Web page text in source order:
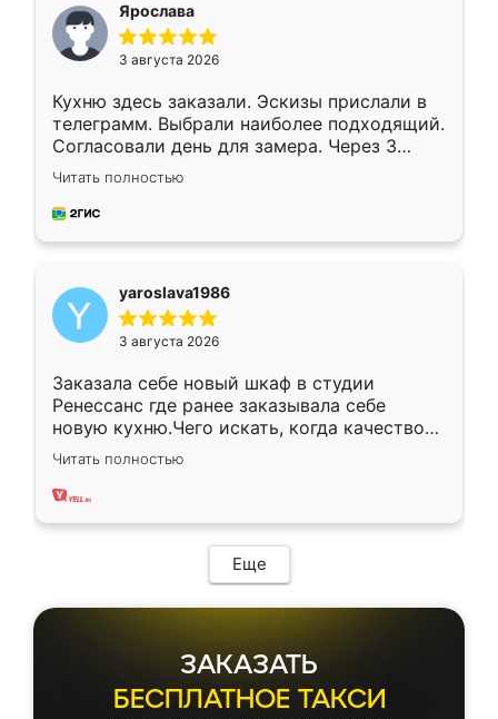
Ярослава
3 августа 2026
Кухню здесь заказали. Эскизы прислали в
телеграмм. Выбрали наиболее подходящий.
Согласовали день для замера. Через 3
недели кухня была уже готова. Остались
довольны работой. Спасибо Ренессанс
мебель за качественную работу!
Читать полностью
yaroslava1986
3 августа 2026
Заказала себе новый шкаф в студии
Ренессанс где ранее заказывала себе
новую кухню.Чего искать, когда качеством
вполне довольна. Служит кухня уже почти
два года, нареканий нет.
Читать полностью
Еще
ЗАКАЗАТЬ
БЕСПЛАТНОЕ ТАКСИ